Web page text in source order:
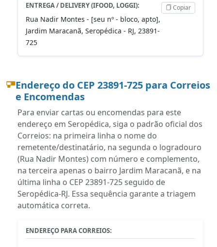
ENTREGA / DELIVERY (IFOOD, LOGGI):
Rua Nadir Montes - [seu nº - bloco, apto],
Jardim Maracanã, Seropédica - RJ, 23891-
725
Copiar
Endereço do CEP 23891-725 para Correios
e Encomendas
Para enviar cartas ou encomendas para este
endereço em Seropédica, siga o padrão oficial dos
Correios: na primeira linha o nome do
remetente/destinatário, na segunda o logradouro
(Rua Nadir Montes) com número e complemento,
na terceira apenas o bairro Jardim Maracanã, e na
última linha o CEP 23891-725 seguido de
Seropédica-RJ. Essa sequência garante a triagem
automática correta.
ENDEREÇO PARA CORREIOS: